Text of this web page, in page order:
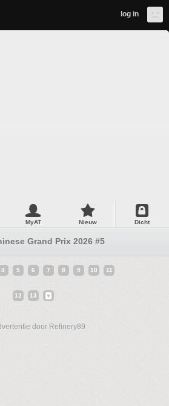
log in
MyAT Nieuw Dicht
Grand Prix 2026 #5
4 5 6 7 8 9 10 11
12 13
door Refinery89